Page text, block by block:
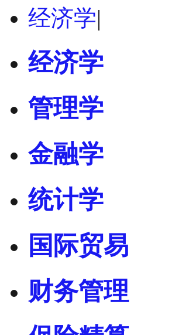
经济学|
经济学
管理学
金融学
统计学
国际贸易
财务管理